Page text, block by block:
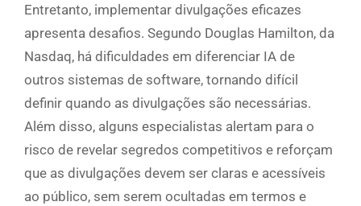
Entretanto, implementar divulgações eficazes
apresenta desafios. Segundo Douglas Hamilton, da
Nasdaq, há dificuldades em diferenciar IA de
outros sistemas de software, tornando difícil
definir quando as divulgações são necessárias.
Além disso, alguns especialistas alertam para o
risco de revelar segredos competitivos e reforçam
que as divulgações devem ser claras e acessíveis
ao público, sem serem ocultadas em termos e